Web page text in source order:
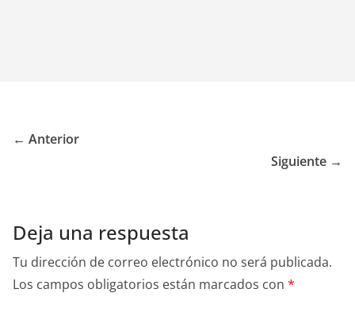
← Anterior
Siguiente →
Deja una respuesta
Tu dirección de correo electrónico no será publicada.
Los campos obligatorios están marcados con *